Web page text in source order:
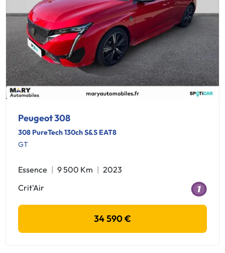
Peugeot 308
308 PureTech 130ch S&S EAT8
GT
Essence 9 500 Km
2023
Crit'Air
34 590 €